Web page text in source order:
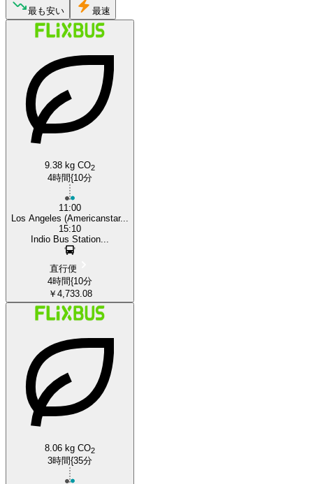
Los Angeles, CA
最も安い 最速
9.38 kg CO2
4時間{10分
11:00
Los Angeles (Americanstar...
15:10
Indio Bus Station...
直行便
4時間{10分
￥4,733.08
8.06 kg CO2
3時間{35分